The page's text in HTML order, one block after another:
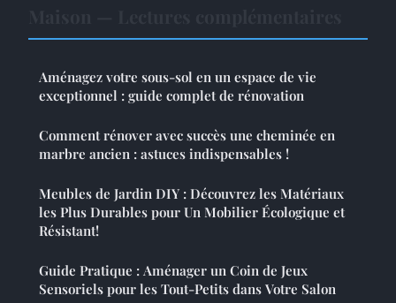
Aménagez votre sous-sol en un espace de vie
exceptionnel : guide complet de rénovation
Comment rénover avec succès une cheminée en
marbre ancien : astuces indispensables !
Meubles de Jardin DIY : Découvrez les Matériaux
les Plus Durables pour Un Mobilier Écologique et
Résistant!
Guide Pratique : Aménager un Coin de Jeux
Sensoriels pour les Tout-Petits dans Votre Salon